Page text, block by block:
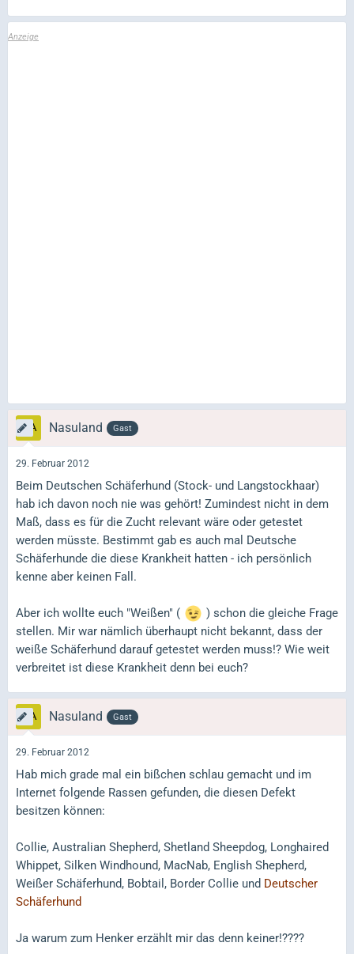
Nasuland Gast
29. Februar 2012
Beim Deutschen Schäferhund (Stock- und Langstockhaar)
hab ich davon noch nie was gehört! Zumindest nicht in dem
Maß, dass es für die Zucht relevant wäre oder getestet
werden müsste. Bestimmt gab es auch mal Deutsche
Schäferhunde die diese Krankheit hatten - ich persönlich
kenne aber keinen Fall.
Aber ich wollte euch "Weißen" (
) schon die gleiche Frage
stellen. Mir war nämlich überhaupt nicht bekannt, dass der
weiße Schäferhund darauf getestet werden muss!? Wie weit
verbreitet ist diese Krankheit denn bei euch?
Nasuland Gast
29. Februar 2012
Hab mich grade mal ein bißchen schlau gemacht und im
Internet folgende Rassen gefunden, die diesen Defekt
besitzen können:
Collie, Australian Shepherd, Shetland Sheepdog, Longhaired
Whippet, Silken Windhound, MacNab, English Shepherd,
Weißer Schäferhund, Bobtail, Border Collie und Deutscher
Schäferhund
Ja warum zum Henker erzählt mir das denn keiner!????